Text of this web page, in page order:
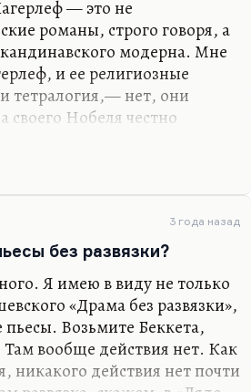
— это не
романы, строго говоря, а
модерна. Мне
и ее религиозные
тетралогия,— нет, они
своего Нобеля честно
Мне кажется, что надо было
двадцати читать
приключенческих
всю жизнь, потому что
неосвоенных
возможностей,— все это
то великолепные
3 года назад
без развязки?
Я имею в виду не только
«Драма без развязки»,
пьесы. Возьмите Беккета,
вообще действия нет. Как
никакого действия нет почти